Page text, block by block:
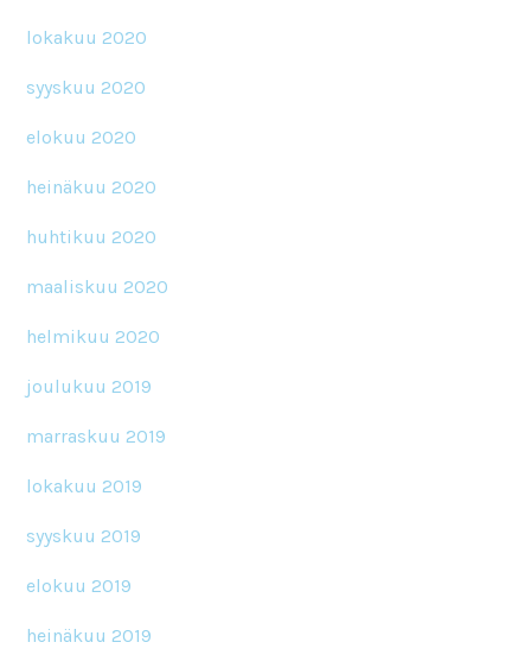
lokakuu 2020
syyskuu 2020
elokuu 2020
heinäkuu 2020
huhtikuu 2020
maaliskuu 2020
helmikuu 2020
joulukuu 2019
marraskuu 2019
lokakuu 2019
syyskuu 2019
elokuu 2019
heinäkuu 2019